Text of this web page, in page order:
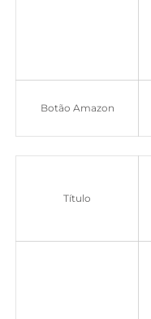
Botão Amazon
Título